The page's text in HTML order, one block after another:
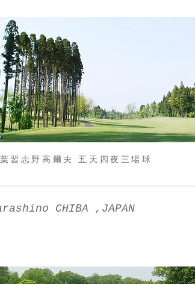
習志野高爾夫 五天四夜三場球
CHIBA ,JAPAN